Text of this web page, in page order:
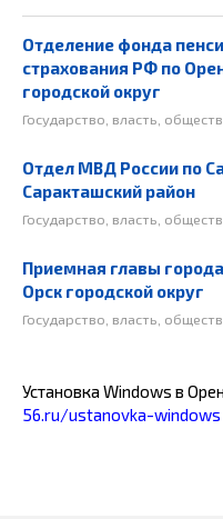
Отделение фонда
страхования РФ по
городской округ
Государство, власть,
Отдел МВД России по
Саракташский район
Государство, власть,
Приемная главы
Орск городской округ
Государство, власть,
Установка Windows в
56.ru/ustanovka-windows